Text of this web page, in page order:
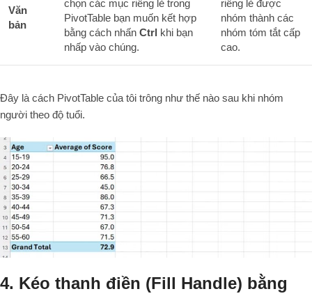
Văn
bản
chọn các mục riêng lẻ trong
PivotTable bạn muốn kết hợp
bằng cách nhấn Ctrl khi bạn
nhấp vào chúng.
riêng lẻ được
nhóm thành các
nhóm tóm tắt cấp
cao.
Đây là cách PivotTable của tôi trông như thế nào sau khi nhóm
người theo độ tuổi.
4. Kéo thanh điền (Fill Handle) bằng